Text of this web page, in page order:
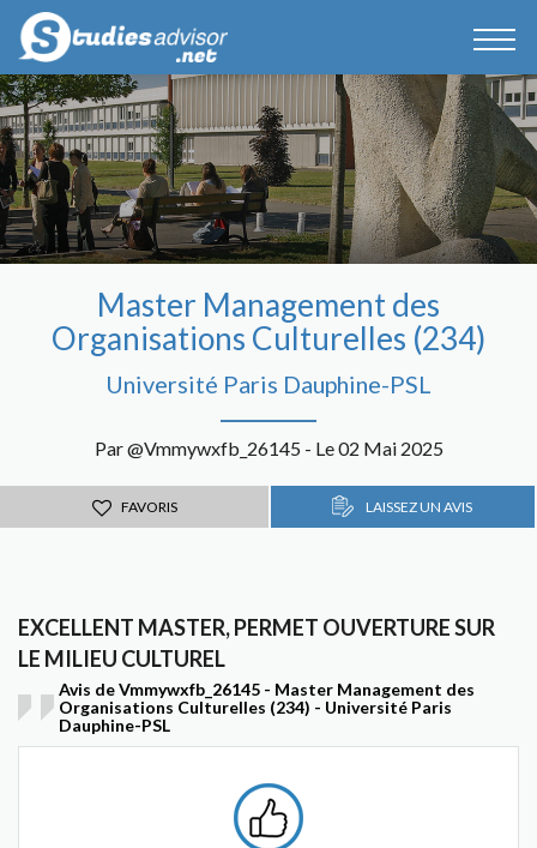
Master Management des
Organisations Culturelles (234)
Université Paris Dauphine-PSL
Par @Vmmywxfb_26145 - Le 02 Mai 2025
FAVORIS LAISSEZ UN AVIS
EXCELLENT MASTER, PERMET OUVERTURE SUR
LE MILIEU CULTUREL
Avis de Vmmywxfb_26145 - Master Management des
Organisations Culturelles (234) - Université Paris
Dauphine-PSL